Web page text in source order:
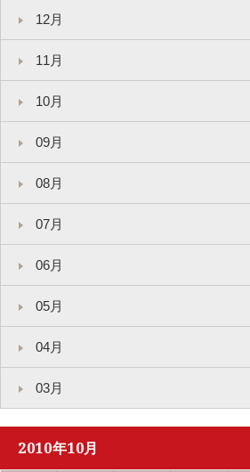
12月
11月
10月
09月
08月
07月
06月
05月
04月
03月
2010年10月